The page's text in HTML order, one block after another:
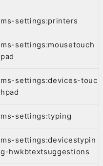
ms-settings:printers
ms-settings:mousetouch
pad
ms-settings:devices-touc
hpad
ms-settings:typing
ms-settings:devicestypin
g-hwkbtextsuggestions